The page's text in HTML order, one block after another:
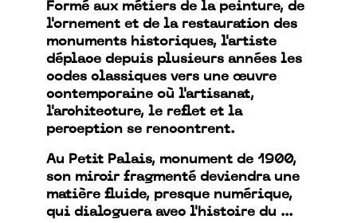
Formé aux métiers de la peinture, de
l'ornement et de la restauration des
monuments historiques, l'artiste
déplace depuis plusieurs années les
codes classiques vers une œuvre
contemporaine où l'artisanat,
l'architecture, le reflet et la
perception se rencontrent.
Au Petit Palais, monument de 1900,
son miroir fragmenté deviendra une
matière fluide, presque numérique,
qui dialoguera avec l'histoire du ...